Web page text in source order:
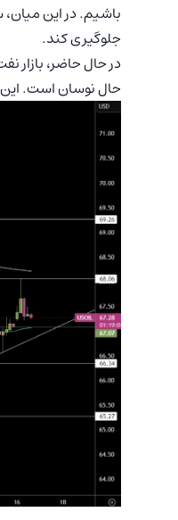
جلوگیری کند.
حال نوسان است. این